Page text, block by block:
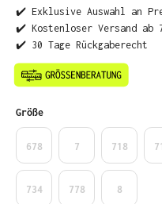
✔️ Exklusive Auswahl an
✔️ Kostenloser Versand ab
✔️ 30 Tage Rückgaberecht
Größeauswählen
678 7 718
734 778 8